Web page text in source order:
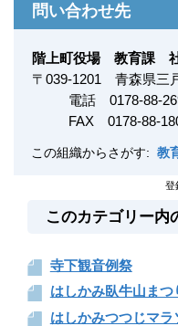
問い合わせ先
階上町役場 教育課
〒 039-1201
青森県三
電話 0178-88-
FAX 0178-88-
この組織からさがす: 教
登
このカテゴリー内
寺下観音例祭
はしかみ臥牛山まつ
はしかみつつじマラ